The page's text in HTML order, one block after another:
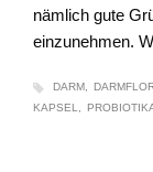
nämlich gute
einzunehmen.
DARM
KAPSEL